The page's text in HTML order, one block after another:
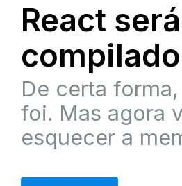
React será
compilado
De certa
foi. Mas agora
esquecer a